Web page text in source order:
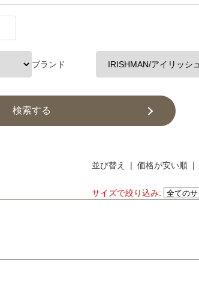
ブランド
検索する
並び替え | 価格が安い順 |
サイズで絞り込み: